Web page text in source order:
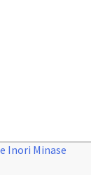
Inori Minase